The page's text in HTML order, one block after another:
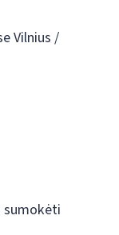
Vilnius /
sumokėti